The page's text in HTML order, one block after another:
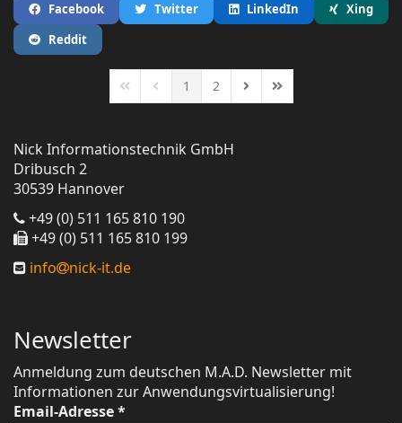
Facebook Twitter LinkedIn
Xing
Reddit
First PagePrevious Page
1 2 Next PageLast Page
Nick Informationstechnik GmbH
Dribusch 2
30539 Hannover
+49 (0) 511 165 810 190
+49 (0) 511 165 810 199
info
nick-it.de
Newsletter
Anmeldung zum deutschen M.A.D. Newsletter mit
Informationen zur Anwendungsvirtualisierung!
Email-Adresse*